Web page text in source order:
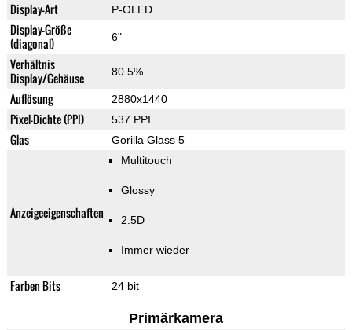
Display-Art P-OLED
Display-Größe
(diagonal)
6"
Verhältnis
Display/Gehäuse
80.5%
Auflösung 2880x1440
Pixel-Dichte (PPI) 537 PPI
Glas Gorilla Glass 5
Anzeigeeigenschaften
Multitouch
Glossy
2.5D
Immer wieder
Farben Bits 24 bit
Primärkamera